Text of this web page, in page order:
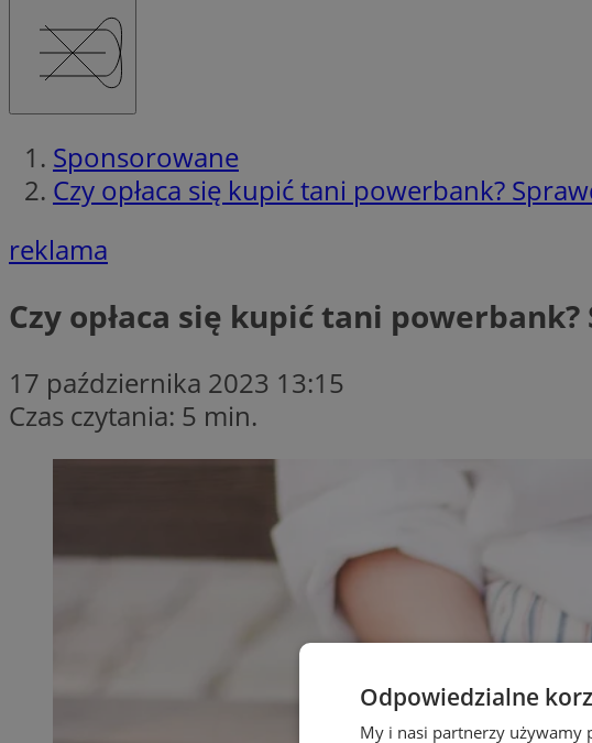
Sponsorowane
Czy opłaca się kupić tani powerbank?
reklama
Czy opłaca się kupić tani
17 października 2023 13:15
Czas czytania: 5 min.
Odpowiedzialne
My i nasi partnerzy